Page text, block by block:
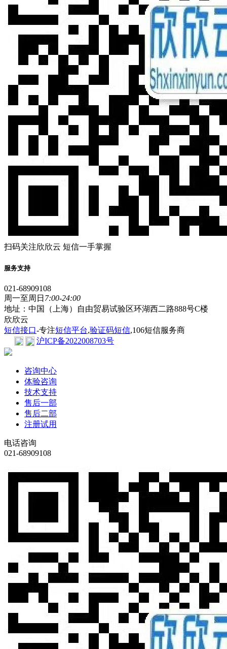
扫码关注欣欣云 短信一手掌握
服务支持
021-68909108
周一至周日 7:00-24:00
地址：中国（上海）自由贸易试验区环湖西二路888号C楼
欣欣云
短信接口-专注短信平台,验证码短信,106短信服务商
沪ICP备2022008703号
咨询中心
体验咨询
技术支持
售后一部
售后二部
注册试用
电话咨询
021-68909108